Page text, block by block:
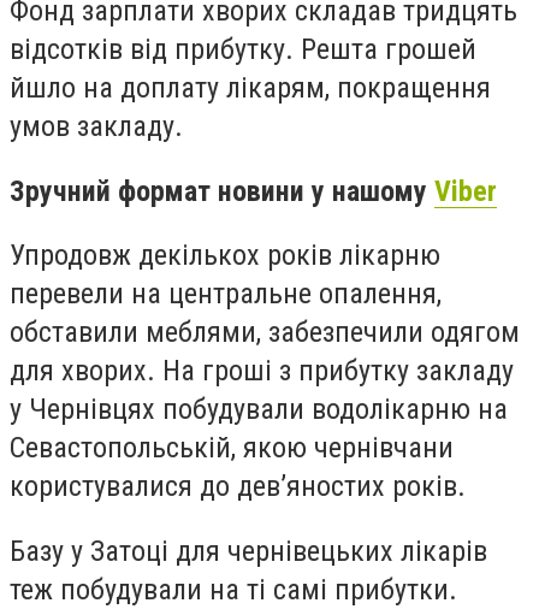
Фонд зарплати хворих складав тридцять
відсотків від прибутку. Решта грошей
йшло на доплату лікарям, покращення
умов закладу.
Зручний формат новини у нашому Viber
Упродовж декількох років лікарню
перевели на центральне опалення,
обставили меблями, забезпечили одягом
для хворих. На гроші з прибутку закладу
у Чернівцях побудували водолікарню на
Севастопольській, якою чернівчани
користувалися до дев’яностих років.
Базу у Затоці для чернівецьких лікарів
теж побудували на ті самі прибутки.